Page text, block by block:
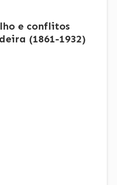
e conflitos
(1861-1932)